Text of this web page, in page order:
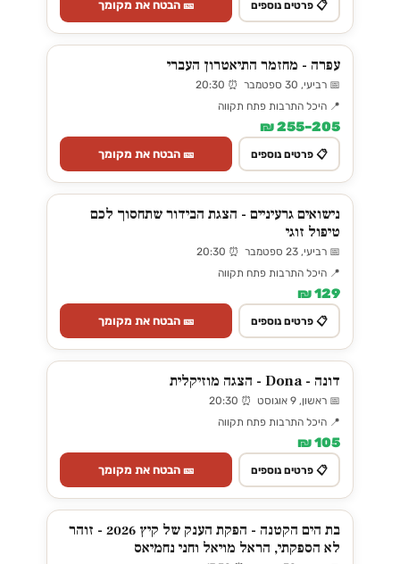
📋 פרטים נוספים 🎫 הבטח את מקומך
עפרה - מחזמר התיאטרון העברי
📅 רביעי, 30 ספטמבר ⏰ 20:30
📍 היכל התרבות פתח תקווה
205–255 ₪
📋 פרטים נוספים 🎫 הבטח את מקומך
נישואים גרעיניים - הצגת הבידור שתחסוך לכם
טיפול זוגי
📅 רביעי, 23 ספטמבר ⏰ 20:30
📍 היכל התרבות פתח תקווה
129 ₪
📋 פרטים נוספים 🎫 הבטח את מקומך
דונה - Dona - הצגה מוזיקלית
📅 ראשון, 9 אוגוסט ⏰ 20:30
📍 היכל התרבות פתח תקווה
105 ₪
📋 פרטים נוספים 🎫 הבטח את מקומך
בת הים הקטנה - הפקת הענק של קיץ 2026 - זוהר
לא הספקתי, הראל מויאל וחני נחמיאס